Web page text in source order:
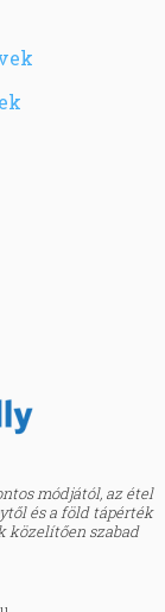
módjától, az étel
és a föld tápérték
közelítően szabad